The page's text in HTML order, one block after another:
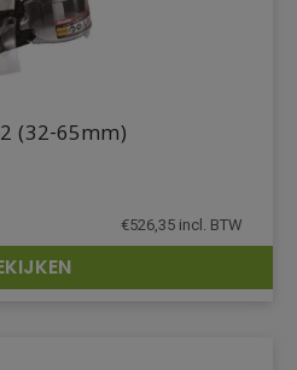
DETAILS
(32-65mm)
€526,35 incl. BTW